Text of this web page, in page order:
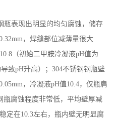
瓶表现出明显的均匀腐蚀，储存
，焊缝部位减薄量很大
10.8 （初始二甲胺冷凝液pH值为
致pH升高）； 304不锈钢钢瓶壁
，冷凝液pH值10.4，仅瓶肩
瓶腐蚀程度非常低，平均壁厚减
定在10.3左右，瓶内壁无明显腐